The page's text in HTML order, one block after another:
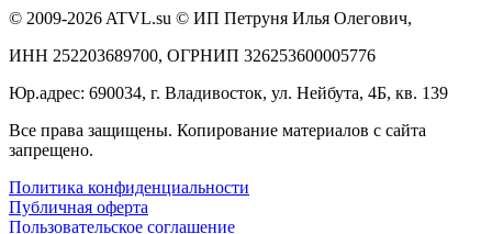
© 2009-2026 ATVL.su © ИП Петруня Илья Олегович,
ИНН 252203689700, ОГРНИП 326253600005776
Юр.адрес: 690034, г. Владивосток, ул. Нейбута, 4Б, кв. 139
Все права защищены. Копирование материалов с сайта
запрещено.
Политика конфиденциальности
Публичная оферта
Пользовательское соглашение